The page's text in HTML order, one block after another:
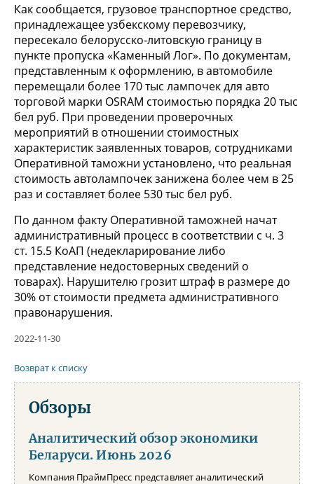
Как сообщается, грузовое транспортное средство,
принадлежащее узбекскому перевозчику,
пересекало белорусско-литовскую границу в
пункте пропуска «Каменный Лог». По документам,
представленным к оформлению, в автомобиле
перемещали более 170 тыс лампочек для авто
торговой марки OSRAM стоимостью порядка 20 тыс
бел руб. При проведении проверочных
мероприятий в отношении стоимостных
характеристик заявленных товаров, сотрудниками
Оперативной таможни установлено, что реальная
стоимость автолампочек занижена более чем в 25
раз и составляет более 530 тыс бел руб.
По данном факту Оперативной таможней начат
административный процесс в соответствии с ч. 3
ст. 15.5 КоАП (недекларирование либо
представление недостоверных сведений о
товарах). Нарушителю грозит штраф в размере до
30% от стоимости предмета административного
правонарушения.
2022-11-30
Возврат к списку
Обзоры
Аналитический обзор экономики
Беларуси. Июнь 2026
Компания ПраймПресс представляет аналитический